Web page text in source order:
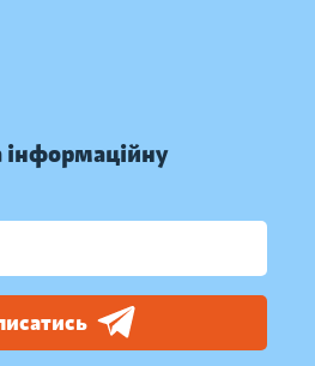
інформаційну